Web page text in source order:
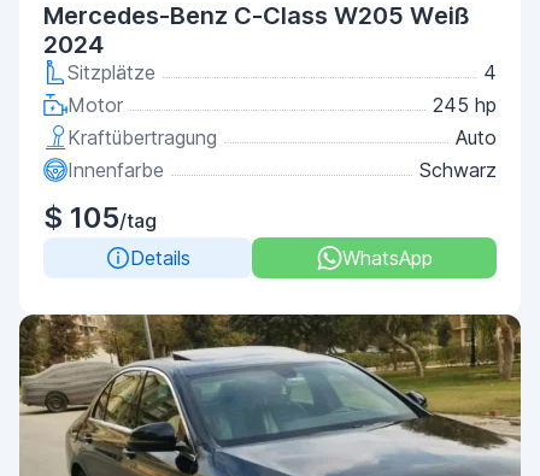
Mercedes-Benz C-Class W205 Weiß
2024
Sitzplätze
4
Motor
245 hp
Kraftübertragung
Auto
Innenfarbe
Schwarz
$ 105/tag
Details
WhatsApp